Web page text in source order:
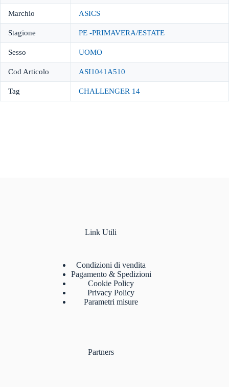
Marchio ASICS
Stagione PE -PRIMAVERA/ESTATE
Sesso UOMO
Cod Articolo ASI1041A510
Tag CHALLENGER 14
Link Utili
Condizioni di vendita
Pagamento & Spedizioni
Cookie Policy
Privacy Policy
Parametri misure
Partners